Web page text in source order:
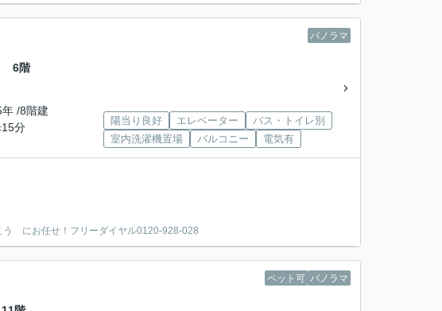
パノラマ
6階
/8階建
15分
陽当り良好 エレベーター
バス・トイレ別
室内洗濯機置場
バルコニー 電気有
にお任せ！フリーダイヤル0120-928-028
ペット可 パノラマ